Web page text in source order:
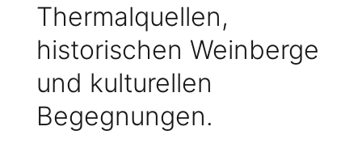
Thermalquellen,
historischen Weinberge
und kulturellen
Begegnungen.